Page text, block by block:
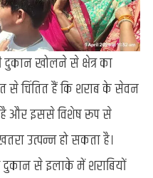
खोलने से क्षेत्र का
से चिंतित हैं कि शराब के सेवन
और इससे विशेष रूप से
उत्पन्न हो सकता है।
से इलाके में शराबियों